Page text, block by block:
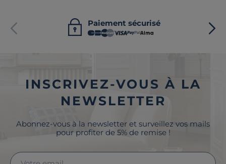
Paiement sécurisé
INSCRIVEZ-VOUS À LA
NEWSLETTER
Abonnez-vous à la newsletter et surveillez vos mails
pour profiter de 5% de remise !